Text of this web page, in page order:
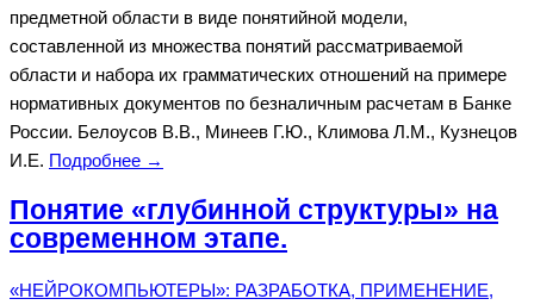
предметной области в виде понятийной модели,
составленной из множества понятий рассматриваемой
области и набора их грамматических отношений на примере
нормативных документов по безналичным расчетам в Банке
России. Белоусов В.В., Минеев Г.Ю., Климова Л.М., Кузнецов
И.Е. Подробнее →
Понятие «глубинной структуры» на
современном этапе.
«НЕЙРОКОМПЬЮТЕРЫ»: РАЗРАБОТКА, ПРИМЕНЕНИЕ,